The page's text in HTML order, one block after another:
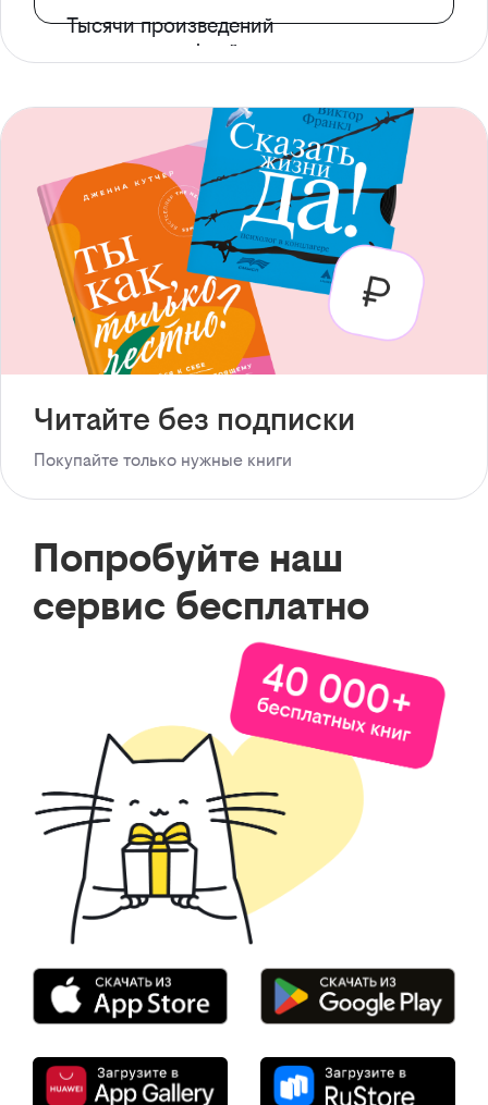
Тысячи произведений
с доступом офлайн
Читайте без подписки
Покупайте только нужные книги
Попробуйте наш
сервис бесплатно